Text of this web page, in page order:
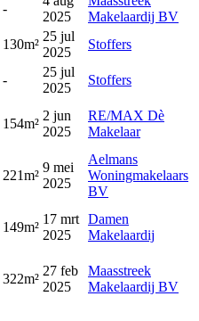
-
2025
Makelaardij BV
130m²
25 jul
2025
Stoffers
-
25 jul
2025
Stoffers
154m²
2 jun
2025
RE/MAX Dè
Makelaar
221m²
9 mei
2025
Aelmans
Woningmakelaars
BV
149m²
17 mrt
2025
Damen
Makelaardij
322m²
27 feb
2025
Maasstreek
Makelaardij BV